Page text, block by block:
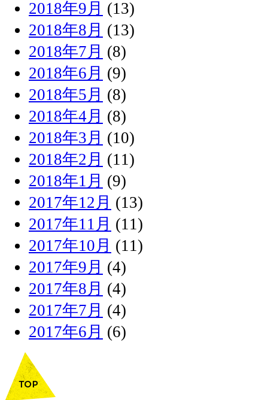
2018年9月 (13)
2018年8月 (13)
2018年7月 (8)
2018年6月 (9)
2018年5月 (8)
2018年4月 (8)
2018年3月 (10)
2018年2月 (11)
2018年1月 (9)
2017年12月 (13)
2017年11月 (11)
2017年10月 (11)
2017年9月 (4)
2017年8月 (4)
2017年7月 (4)
2017年6月 (6)